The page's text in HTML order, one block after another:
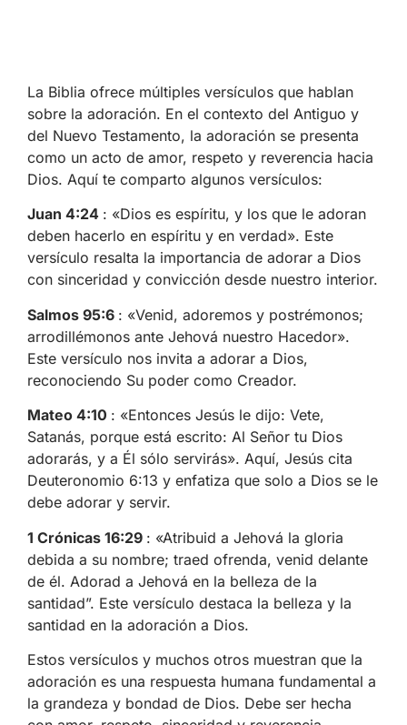
La Biblia ofrece múltiples versículos que hablan
sobre la adoración. En el contexto del Antiguo y
del Nuevo Testamento, la adoración se presenta
como un acto de amor, respeto y reverencia hacia
Dios. Aquí te comparto algunos versículos:
Juan 4:24 : «Dios es espíritu, y los que le adoran
deben hacerlo en espíritu y en verdad». Este
versículo resalta la importancia de adorar a Dios
con sinceridad y convicción desde nuestro interior.
Salmos 95:6 : «Venid, adoremos y postrémonos;
arrodillémonos ante Jehová nuestro Hacedor».
Este versículo nos invita a adorar a Dios,
reconociendo Su poder como Creador.
Mateo 4:10 : «Entonces Jesús le dijo: Vete,
Satanás, porque está escrito: Al Señor tu Dios
adorarás, y a Él sólo servirás». Aquí, Jesús cita
Deuteronomio 6:13 y enfatiza que solo a Dios se le
debe adorar y servir.
1 Crónicas 16:29 : «Atribuid a Jehová la gloria
debida a su nombre; traed ofrenda, venid delante
de él. Adorad a Jehová en la belleza de la
santidad”. Este versículo destaca la belleza y la
santidad en la adoración a Dios.
Estos versículos y muchos otros muestran que la
adoración es una respuesta humana fundamental a
la grandeza y bondad de Dios. Debe ser hecha